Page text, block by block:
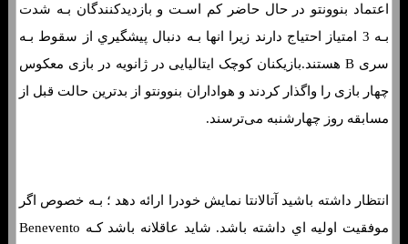
اعتماد بنوونتو در حال حاضر کم اسـت و بازدیدکنندگان بـه شدت
بـه 3 امتیاز احتیاج دارند زیرا انها بـه دنبال پیشگیري از سقوط بـه
سری B هستند.بازیکنان کوچک ایتالیایی در ژانویه در بازی معکوس
چهار بازی را واگذار کردند و هواداران بنوونتو از بدترین حالت قبل از
مسابقه روز چهارشنبه می‌ترسند.
انتظار داشته باشید آتالانتا نمایش خودرا ارائه دهد ؛ بـه خصوص اگر
موفقیت اولیه اي داشته باشد. شاید عاقلانه باشد کـه Benevento